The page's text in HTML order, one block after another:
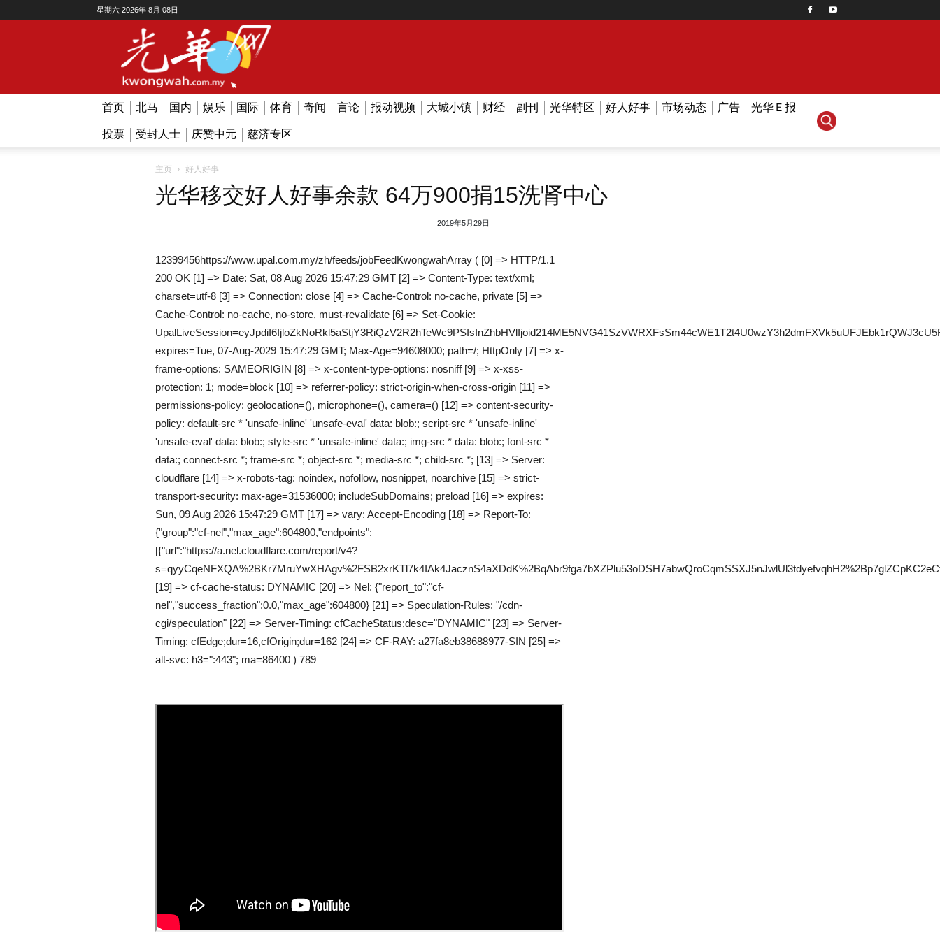
星期六 2026年 8月 08日
首页 北马 国内 娱乐 国际 体育 奇闻 言论 报动视频 大城小镇 财经 副刊 光华特区 好人好事 市场动态 广告 光华Ｅ报
投票 受封人士 庆赞中元 慈济专区
主页 好人好事
光华移交好人好事余款 64万900捐15洗肾中心
2019年5月29日
12399456https://www.upal.com.my/zh/feeds/jobFeedKwongwahArray ( [0] => HTTP/1.1
200 OK [1] => Date: Sat, 08 Aug 2026 15:47:29 GMT [2] => Content-Type: text/xml;
charset=utf-8 [3] => Connection: close [4] => Cache-Control: no-cache, private [5] =>
Cache-Control: no-cache, no-store, must-revalidate [6] => Set-Cookie:
expires=Tue, 07-Aug-2029 15:47:29 GMT; Max-Age=94608000; path=/; HttpOnly [7] => x-
frame-options: SAMEORIGIN [8] => x-content-type-options: nosniff [9] => x-xss-
protection: 1; mode=block [10] => referrer-policy: strict-origin-when-cross-origin [11] =>
permissions-policy: geolocation=(), microphone=(), camera=() [12] => content-security-
policy: default-src * 'unsafe-inline' 'unsafe-eval' data: blob:; script-src * 'unsafe-inline'
'unsafe-eval' data: blob:; style-src * 'unsafe-inline' data:; img-src * data: blob:; font-src *
data:; connect-src *; frame-src *; object-src *; media-src *; child-src *; [13] => Server:
cloudflare [14] => x-robots-tag: noindex, nofollow, nosnippet, noarchive [15] => strict-
transport-security: max-age=31536000; includeSubDomains; preload [16] => expires:
Sun, 09 Aug 2026 15:47:29 GMT [17] => vary: Accept-Encoding [18] => Report-To:
{"group":"cf-nel","max_age":604800,"endpoints":
[{"url":"https://a.nel.cloudflare.com/report/v4?
[19] => cf-cache-status: DYNAMIC [20] => Nel: {"report_to":"cf-
nel","success_fraction":0.0,"max_age":604800} [21] => Speculation-Rules: "/cdn-
cgi/speculation" [22] => Server-Timing: cfCacheStatus;desc="DYNAMIC" [23] => Server-
Timing: cfEdge;dur=16,cfOrigin;dur=162 [24] => CF-RAY: a27fa8eb38688977-SIN [25] =>
alt-svc: h3=":443"; ma=86400 ) 789